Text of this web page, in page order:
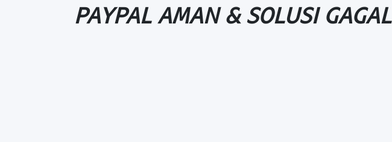
PAYPAL AMAN & SOLUSI GAGAL